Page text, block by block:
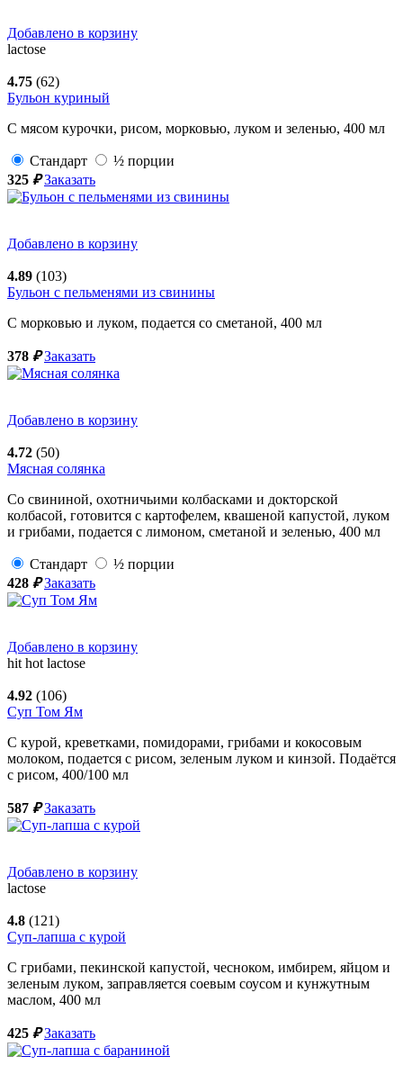
Добавлено в корзину
lactose
4.75 (62)
Бульон куриный
С мясом курочки, рисом, морковью, луком и зеленью, 400 мл
Стандарт
½ порции
325 ₽ Заказать
Добавлено в корзину
4.89 (103)
Бульон с пельменями из свинины
С морковью и луком, подается со сметаной, 400 мл
378 ₽ Заказать
Добавлено в корзину
4.72 (50)
Мясная солянка
Со свининой, охотничьими колбасками и докторской
колбасой, готовится с картофелем, квашеной капустой, луком
и грибами, подается с лимоном, сметаной и зеленью, 400 мл
Стандарт
½ порции
428 ₽ Заказать
Добавлено в корзину
hit hot lactose
4.92 (106)
Суп Том Ям
С курой, креветками, помидорами, грибами и кокосовым
молоком, подается с рисом, зеленым луком и кинзой. Подаётся
с рисом, 400/100 мл
587 ₽ Заказать
Добавлено в корзину
lactose
4.8 (121)
Суп-лапша с курой
С грибами, пекинской капустой, чесноком, имбирем, яйцом и
зеленым луком, заправляется соевым соусом и кунжутным
маслом, 400 мл
425 ₽ Заказать